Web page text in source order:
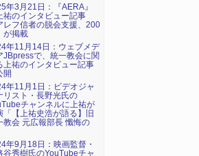
年3月21日：『AERA』
祐のインタビュー記事
レフ信者の脱会支援、200
が掲載
年11月14日：ウェブメデ
JBpressで、統一教会に関
上祐のインタビュー記事
開
年11月1日：ビデオジャ
リスト・長野光氏の
チャンネルに上祐が
「【上祐史浩が語る】旧
教会 元広報部長 懺悔の
年9月18日：映画監督・
谷秀樹氏のYouTubeチャ